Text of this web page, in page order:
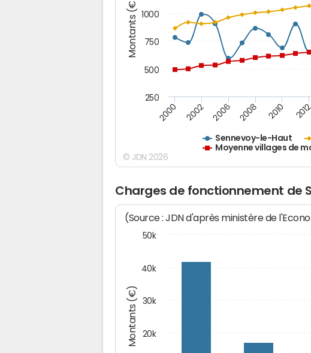
Montants (€)
Sennevoy-le-Haut
Moyenne villages de
2000 2002 2006 2008 2010 2012
250
500
750
1000
© JDN 2026
Charges de fonctionnement de
Montants (€)
(Source : JDN d'après ministère de
20k
30k
40k
50k